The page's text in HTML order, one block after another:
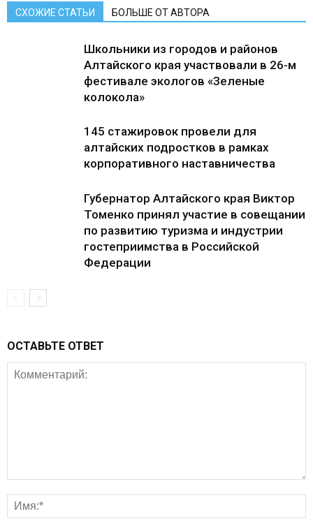
СХОЖИЕ СТАТЬИ БОЛЬШЕ ОТ АВТОРА
Школьники из городов и районов
Алтайского края участвовали в 26-м
фестивале экологов «Зеленые
колокола»
145 стажировок провели для
алтайских подростков в рамках
корпоративного наставничества
Губернатор Алтайского края Виктор
Томенко принял участие в совещании
по развитию туризма и индустрии
гостеприимства в Российской
Федерации
ОСТАВЬТЕ ОТВЕТ